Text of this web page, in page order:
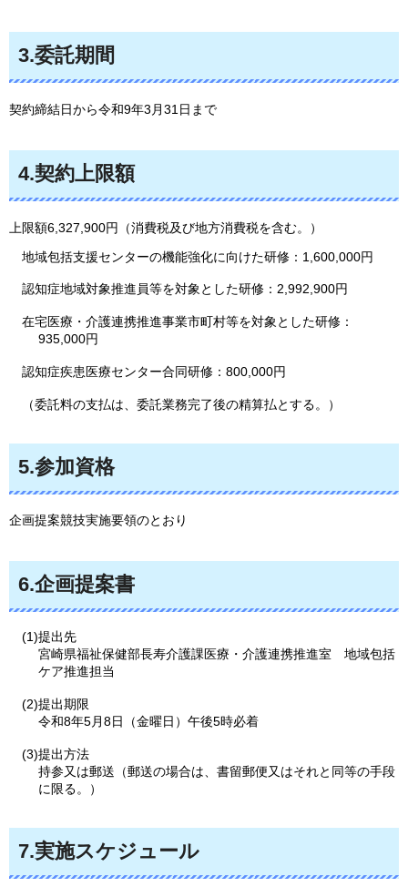
3.委託期間
契約締結日から令和9年3月31日まで
4.契約上限額
上限額6,327,900円（消費税及び地方消費税を含む。）
地域包括支援センターの機能強化に向けた研修：1,600,000円
認知症地域対象推進員等を対象とした研修：2,992,900円
在宅医療・介護連携推進事業市町村等を対象とした研修：
935,000円
認知症疾患医療センター合同研修：800,000円
（委託料の支払は、委託業務完了後の精算払とする。）
5.参加資格
企画提案競技実施要領のとおり
6.企画提案書
(1)提出先
宮崎県福祉保健部長寿介護課医療・介護連携推進室
地域包括
ケア推進担当
(2)提出期限
令和8年5月8日（金曜日）午後5時必着
(3)提出方法
持参又は郵送（郵送の場合は、書留郵便又はそれと同等の手段
に限る。）
7.実施スケジュール